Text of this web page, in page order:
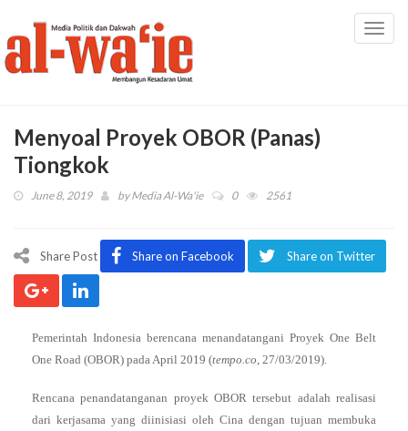
Menyoal Proyek OBOR (Panas)
Tiongkok
June 8, 2019 byMedia Al-Wa'ie 0 2561
Share Post Share on Facebook Share on Twitter
Pemerintah Indonesia berencana menandatangani Proyek One Belt
One Road (OBOR) pada April 2019 (tempo.co, 27/03/2019).
Rencana penandatanganan proyek OBOR tersebut adalah realisasi
dari kerjasama yang diinisiasi oleh Cina dengan tujuan membuka